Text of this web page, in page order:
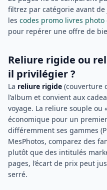
filtrez par catégorie avant
les codes promo livres photo
pour repérer une offre de
Reliure rigide ou
il privilégier ?
La reliure rigide (couverture
l’album et convient aux
voyage. La reliure souple ou
économique pour un
différemment ses gammes
MesPhotos, comparez des
plutôt que des intitulés
pages, l’écart de prix peut
serré.